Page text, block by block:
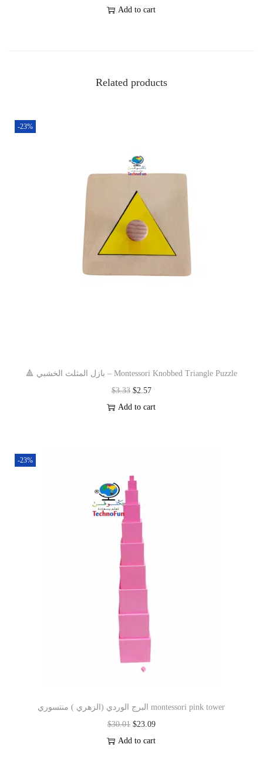
Add to cart
Related products
-23%
🔺 بازل المثلث الخشبي – Montessori Knobbed Triangle Puzzle
$3.33 $2.57
Add to cart
-23%
البرج الوردي (الزهري ) منتسوري montessori pink tower
$30.01 $23.09
Add to cart